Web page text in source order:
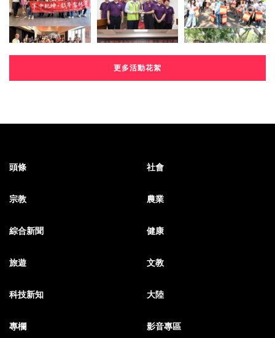
更多活動花絮
頭條 社會
宗教 農業
綜合新聞 健康
旅遊 文教
科技新知 大陸
專欄 影音專區